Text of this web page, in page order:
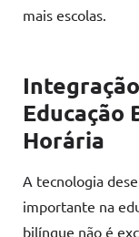
mais escolas.
Educação
Horária
A tecnologia
importante na
bilíngue não é